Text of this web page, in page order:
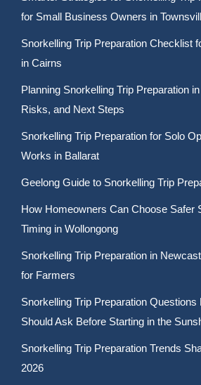
for Small Business Owners in
Snorkelling Trip Preparation Checklist
in Cairns
Planning Snorkelling Trip Preparation
Risks, and Next Steps
Snorkelling Trip Preparation for Solo
Works in Ballarat
Geelong Guide to Snorkelling Trip
How Homeowners Can Choose Safer
Timing in Wollongong
Snorkelling Trip Preparation in
for Farmers
Snorkelling Trip Preparation
Should Ask Before Starting in the
Snorkelling Trip Preparation Trends
2026